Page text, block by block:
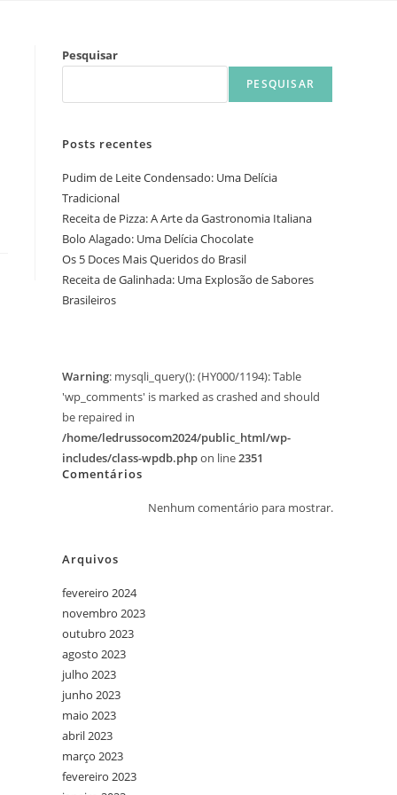
Pesquisar
PESQUISAR
Posts recentes
Pudim de Leite Condensado: Uma Delícia
Tradicional
Receita de Pizza: A Arte da Gastronomia Italiana
Bolo Alagado: Uma Delícia Chocolate
Os 5 Doces Mais Queridos do Brasil
Receita de Galinhada: Uma Explosão de Sabores
Brasileiros
Warning: mysqli_query(): (HY000/1194): Table
'wp_comments' is marked as crashed and should
be repaired in
/home/ledrussocom2024/public_html/wp-
includes/class-wpdb.phpon line2351
Comentários
Nenhum comentário para mostrar.
Arquivos
fevereiro 2024
novembro 2023
outubro 2023
agosto 2023
julho 2023
junho 2023
maio 2023
abril 2023
março 2023
fevereiro 2023